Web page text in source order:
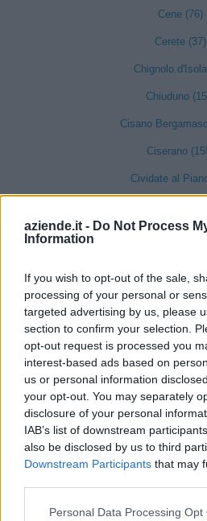
aziende.it - Do Not Process
Information
If you wish to opt-out of the sale,
processing of your personal or
targeted advertising by us, please
section to confirm your selection.
opt-out request is processed you
interest-based ads based on
us or personal information
your opt-out. You may separately
disclosure of your personal
IAB’s list of downstream
also be disclosed by us to third
Downstream Participants that may
Personal Data Processing Opt
Cene (76)
Cerete (37)
Chignolo
Chiuduno
Cisano
Ciserano
Cividate al
Clusone
Cologno al
Colzate
Comun Nuovo
Corna Imagna
Cornalba
Cortenuova
Costa Valle
Costa Serina